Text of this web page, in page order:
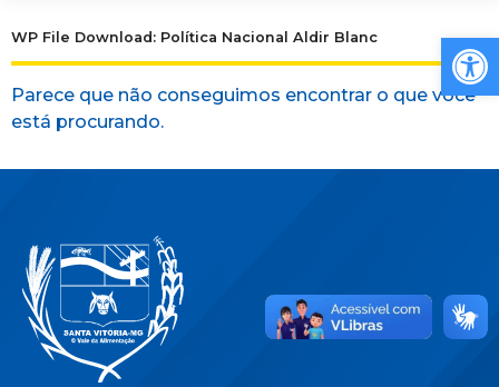
WP File Download: Política Nacional Aldir Blanc
Parece que não conseguimos encontrar o que você
está procurando.